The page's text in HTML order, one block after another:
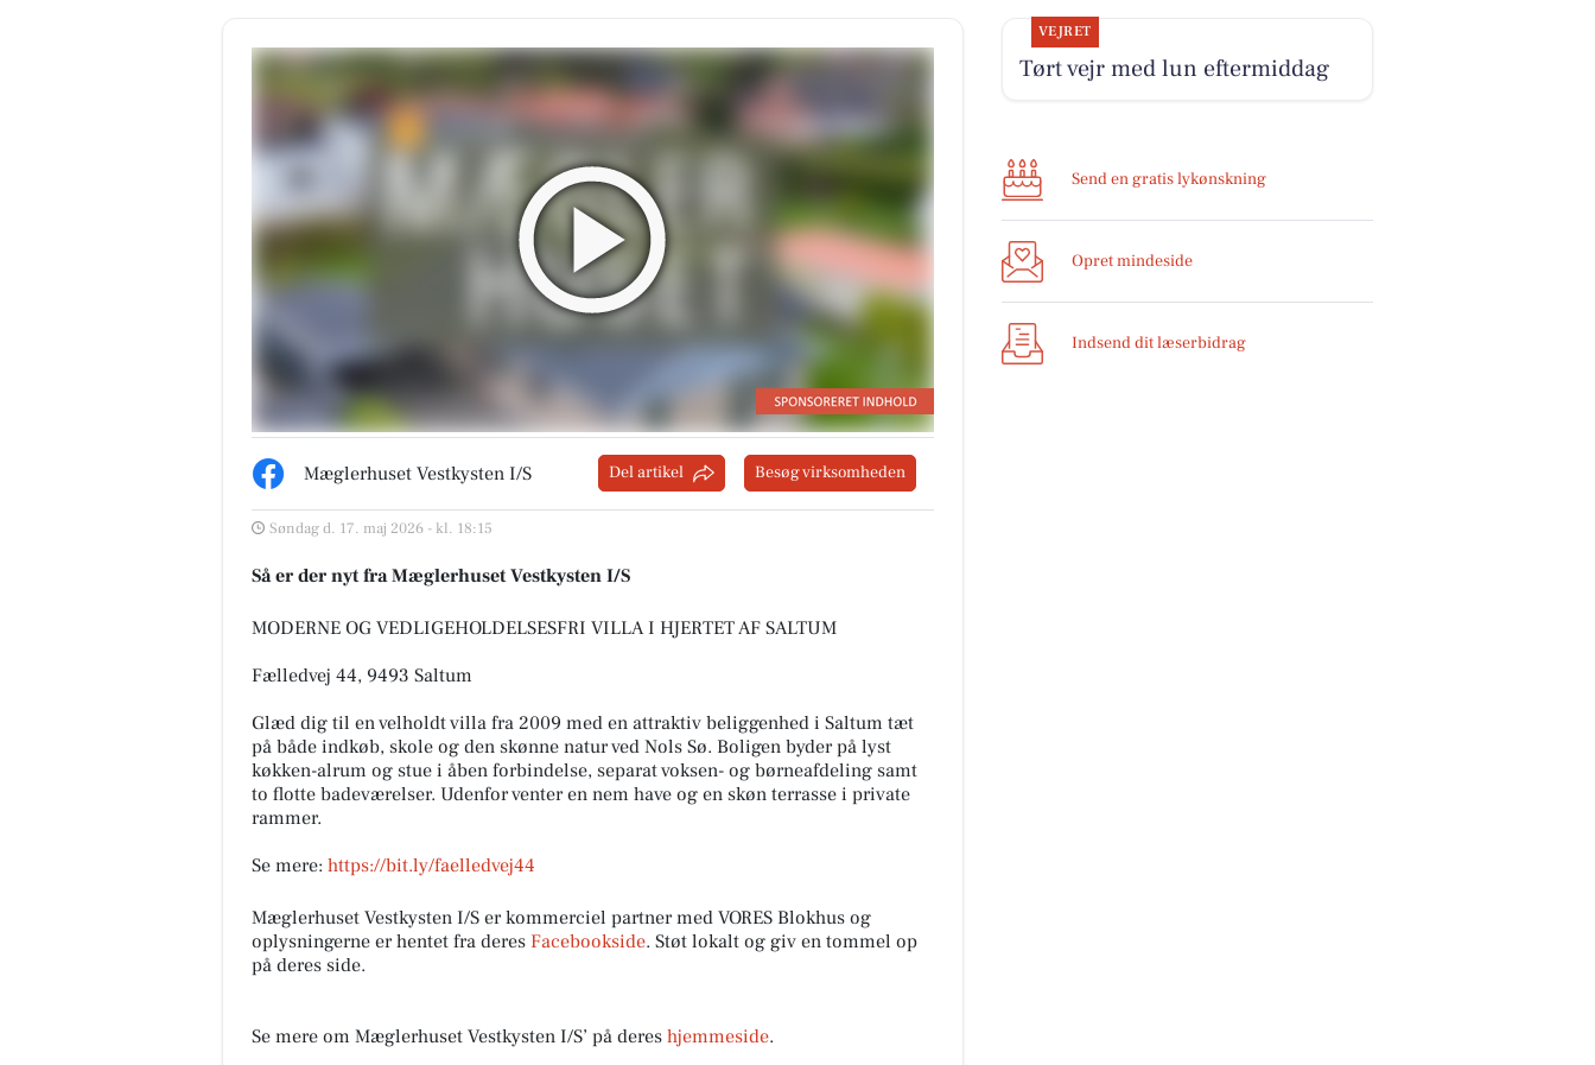
Mæglerhuset Vestkysten I/S Del artikel Besøg virksomheden
Søndag d. 17. maj 2026 - kl. 18:15
Så er der nyt fra Mæglerhuset Vestkysten I/S
MODERNE OG VEDLIGEHOLDELSESFRI VILLA I HJERTET AF SALTUM
Fælledvej 44, 9493 Saltum
Glæd dig til en velholdt villa fra 2009 med en attraktiv beliggenhed i Saltum tæt
på både indkøb, skole og den skønne natur ved Nols Sø. Boligen byder på lyst
køkken-alrum og stue i åben forbindelse, separat voksen- og børneafdeling samt
to flotte badeværelser. Udenfor venter en nem have og en skøn terrasse i private
rammer.
Se mere: https://bit.ly/faelledvej44
Mæglerhuset Vestkysten I/S er kommerciel partner med VORES Blokhus og
oplysningerne er hentet fra deres Facebookside. Støt lokalt og giv en tommel op
på deres side.
Se mere om Mæglerhuset Vestkysten I/S’ på deres hjemmeside.
VEJRET
Tørt vejr med lun eftermiddag
Send en gratis lykønskning
Opret mindeside
Indsend dit læserbidrag